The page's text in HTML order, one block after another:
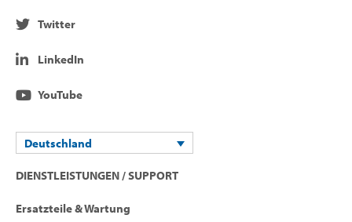
Twitter
LinkedIn
YouTube
Deutschland
DIENSTLEISTUNGEN / SUPPORT
Ersatzteile & Wartung